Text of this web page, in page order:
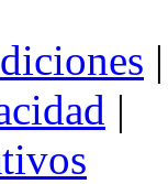
|
|